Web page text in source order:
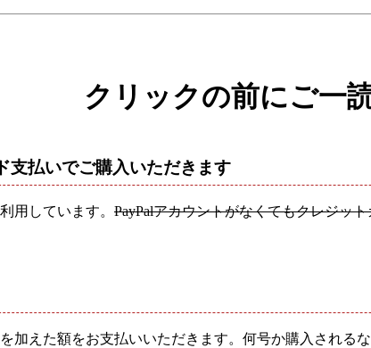
クリックの前にご一読
支払いでご購入いただきます
用しています。 PayPalアカウントがなくてもクレジッ
加えた額をお支払いいただきます。何号か購入される